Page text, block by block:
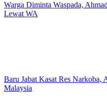
Warga Diminta Waspada,
Lewat WA
Baru Jabat Kasat Res Narkoba,
Malaysia